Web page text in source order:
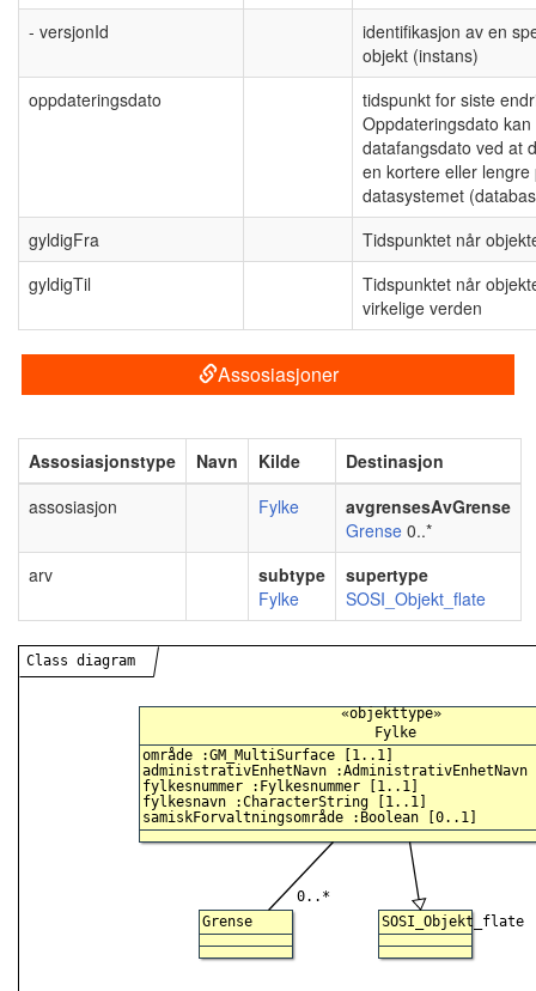
- versjonId
identifikasjon av en
objekt (instans)
oppdateringsdato
tidspunkt for siste
Oppdateringsdato
datafangsdato ved at
en kortere eller
datasystemet
gyldigFra
Tidspunktet når
gyldigTil
Tidspunktet når
virkelige verden
Assosiasjoner
Assosiasjonstype Navn Kilde
Destinasjon
assosiasjon
Fylke
avgrensesAvGrense
Grense 0..*
arv
subtype
Fylke
supertype
SOSI_Objekt_flate